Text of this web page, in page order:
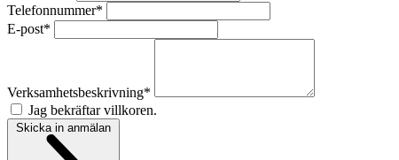
Telefonnummer*
E-post*
Verksamhetsbeskrivning*
Jag bekräftar villkoren.
Skicka in anmälan